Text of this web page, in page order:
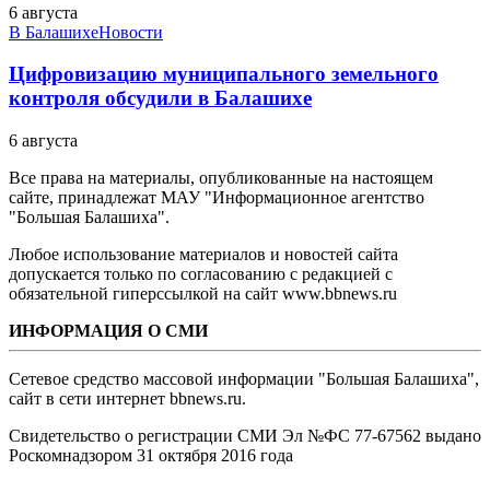
6 августа
В БалашихеНовости
Цифровизацию муниципального земельного
контроля обсудили в Балашихе
6 августа
Все права на материалы, опубликованные на настоящем
сайте, принадлежат МАУ "Информационное агентство
"Большая Балашиха".
Любое использование материалов и новостей сайта
допускается только по согласованию с редакцией с
обязательной гиперссылкой на сайт www.bbnews.ru
ИНФОРМАЦИЯ О СМИ
Сетевое средство массовой информации "Большая Балашиха",
сайт в сети интернет bbnews.ru.
Свидетельство о регистрации СМИ Эл №ФС ‎77-67562 выдано
Роскомнадзором 31 октября 2016 года